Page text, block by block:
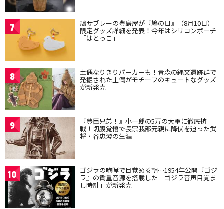
7 鳩サブレーの豊島屋が『鳩の日』（8月10日）
限定グッズ詳細を発表！今年はシリコンポーチ
「はとっこ」
8 土偶なりきりパーカーも！青森の縄文遺跡群で
発掘された土偶がモチーフのキュートなグッズ
が新発売
9 『豊臣兄弟！』小一郎の5万の大軍に徹底抗
戦！切腹覚悟で長宗我部元親に降伏を迫った武
将・谷忠澄の生涯
10 ゴジラの咆哮で目覚める朝…1954年公開『ゴジ
ラ』の貴重音源を搭載した「ゴジラ音声目覚ま
し時計」が新発売